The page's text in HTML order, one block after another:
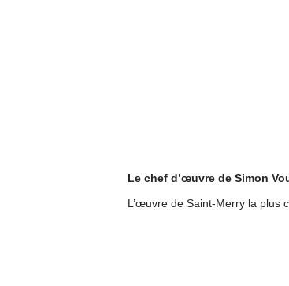
Le chef d’œuvre de Simon
L’œuvre de Saint-Merry la plus